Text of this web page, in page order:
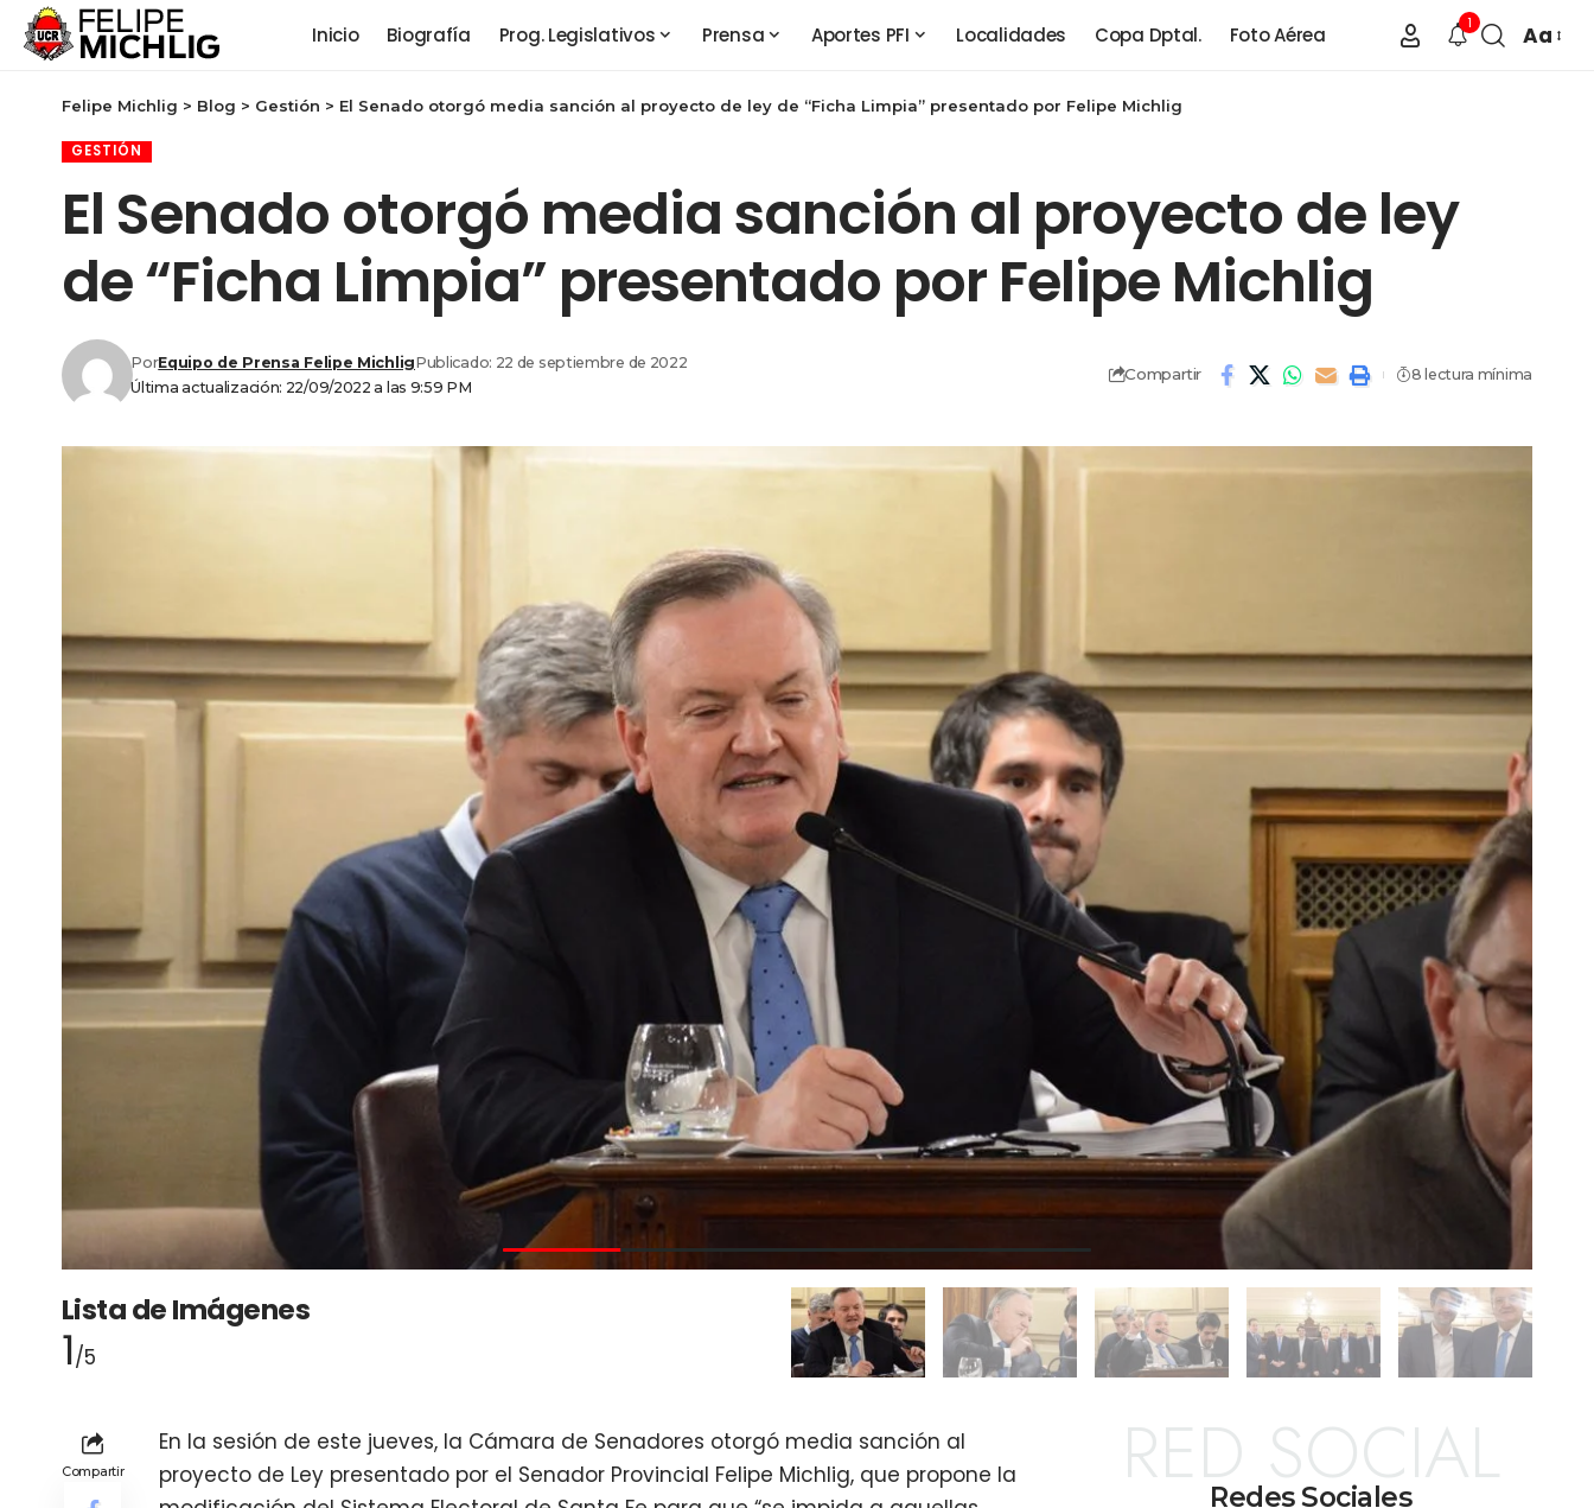
Inicio Biografía Prog. Legislativos Prensa Aportes PFI Localidades Copa Dptal. Foto Aérea
1 Aa
Felipe Michlig > Blog > Gestión > El Senado otorgó media sanción al proyecto de ley de “Ficha Limpia” presentado por Felipe Michlig
GESTIÓN
El Senado otorgó media sanción al proyecto de ley
de “Ficha Limpia” presentado por Felipe Michlig
Última actualización: 22/09/2022 a las 9:59 PM
PorEquipo de Prensa Felipe MichligPublicado: 22 de septiembre de 2022
Compartir 8 lectura mínima
Lista de Imágenes
1/5
Compartir
En la sesión de este jueves, la Cámara de Senadores otorgó media sanción al
proyecto de Ley presentado por el Senador Provincial Felipe Michlig, que propone la
Redes Sociales
RED SOCIAL